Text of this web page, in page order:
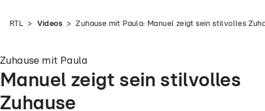
RTL Videos Zuhause mit Paula: Manuel zeigt sein stilvolles
Zuhause mit Paula
Manuel zeigt sein stilvolles
Zuhause